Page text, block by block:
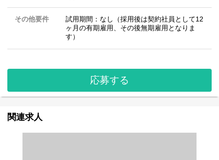
その他要件
試用期間：なし（採用後は契約社員として12
ヶ月の有期雇用、その後無期雇用となりま
す）
応募する
関連求人